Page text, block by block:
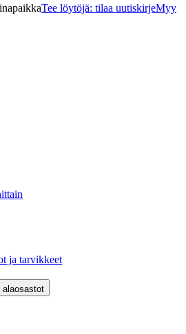
Tee löytöjä: tilaa uutiskirjeMyy
ja tarvikkeet
alaosastot